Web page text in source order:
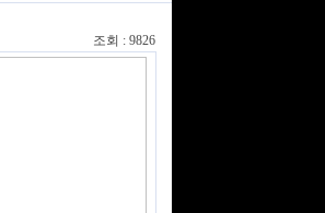
조회 : 9826